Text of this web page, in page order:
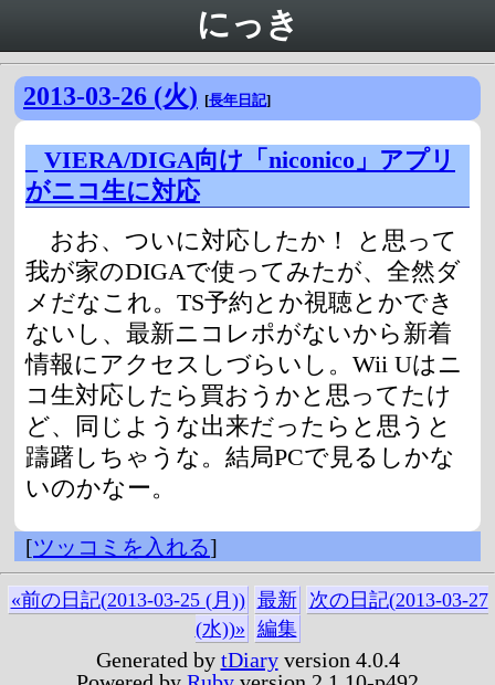
にっき
2013-03-26 (火) [長年日記]
VIERA/DIGA向け「niconico」アプリ
がニコ生に対応
おお、ついに対応したか！ と思って
我が家のDIGAで使ってみたが、全然ダ
メだなこれ。TS予約とか視聴とかでき
ないし、最新ニコレポがないから新着
情報にアクセスしづらいし。Wii Uはニ
コ生対応したら買おうかと思ってたけ
ど、同じような出来だったらと思うと
躊躇しちゃうな。結局PCで見るしかな
いのかなー。
[ツッコミを入れる]
«前の日記(2013-03-25 (月)) 最新
次の日記(2013-03-27
(水))» 編集
Generated by tDiaryversion 4.0.4